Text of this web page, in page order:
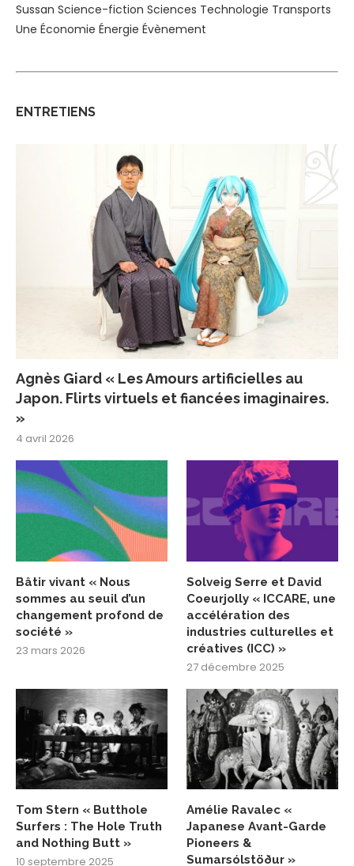
Sussan Science-fiction Sciences Technologie Transports
Une Économie Énergie Évènement
ENTRETIENS
Agnès Giard « Les Amours artificielles au
Japon. Flirts virtuels et fiancées imaginaires.
»
4 avril 2026
Bâtir vivant « Nous
sommes au seuil d’un
changement profond de
société »
23 mars 2026
Solveig Serre et David
Coeurjolly « ICCARE, une
accélération des
industries culturelles et
créatives (ICC) »
27 décembre 2025
Tom Stern « Butthole
Surfers : The Hole Truth
and Nothing Butt »
10 septembre 2025
Amélie Ravalec «
Japanese Avant-Garde
Pioneers &
Sumarsólstöður »